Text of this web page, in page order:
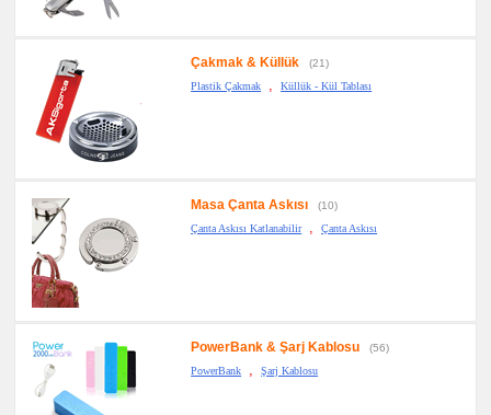
Çakmak & Küllük
(21)
Plastik Çakmak
Küllük - Kül Tablası
Masa Çanta Askısı
(10)
Çanta Askısı Katlanabilir
Çanta Askısı
PowerBank & Şarj Kablosu
(56)
PowerBank
Şarj Kablosu